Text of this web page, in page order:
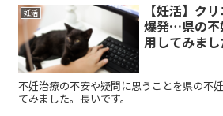
妊活
【妊活】ク
爆発…県の不
用してみま
不妊治療の不安や疑問に思うことを県の不
てみました。長いです。